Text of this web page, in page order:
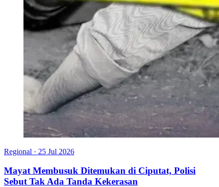
Regional · 25 Jul 2026
Mayat Membusuk Ditemukan di Ciputat, Polisi
Sebut Tak Ada Tanda Kekerasan